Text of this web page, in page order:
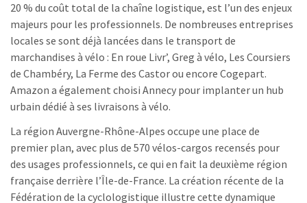
20 % du coût total de la chaîne logistique, est l’un des enjeux
majeurs pour les professionnels. De nombreuses entreprises
locales se sont déjà lancées dans le transport de
marchandises à vélo : En roue Livr’, Greg à vélo, Les Coursiers
de Chambéry, La Ferme des Castor ou encore Cogepart.
Amazon a également choisi Annecy pour implanter un hub
urbain dédié à ses livraisons à vélo.
La région Auvergne-Rhône-Alpes occupe une place de
premier plan, avec plus de 570 vélos-cargos recensés pour
des usages professionnels, ce qui en fait la deuxième région
française derrière l’Île-de-France. La création récente de la
Fédération de la cyclologistique illustre cette dynamique